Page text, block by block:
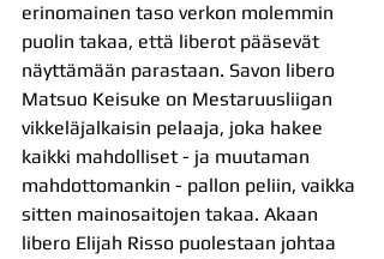
erinomainen taso verkon molemmin
puolin takaa, että liberot pääsevät
näyttämään parastaan. Savon libero
Matsuo Keisuke on Mestaruusliigan
vikkeläjalkaisin pelaaja, joka hakee
kaikki mahdolliset - ja muutaman
mahdottomankin - pallon peliin, vaikka
sitten mainosaitojen takaa. Akaan
libero Elijah Risso puolestaan johtaa